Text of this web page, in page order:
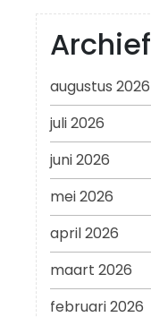
Archief
augustus 2026
juli 2026
juni 2026
mei 2026
april 2026
maart 2026
februari 2026